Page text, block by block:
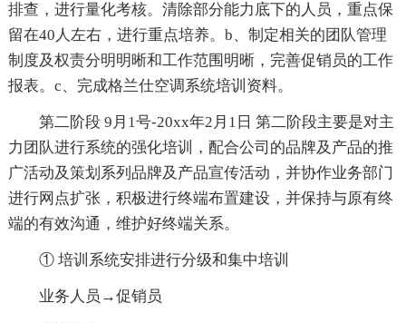
排查，进行量化考核。清除部分能力底下的人员，重点保
留在40人左右，进行重点培养。b、制定相关的团队管理
制度及权责分明明晰和工作范围明晰，完善促销员的工作
报表。c、完成格兰仕空调系统培训资料。
第二阶段 9月1号-20xx年2月1日 第二阶段主要是对主
力团队进行系统的强化培训，配合公司的品牌及产品的推
广活动及策划系列品牌及产品宣传活动，并协作业务部门
进行网点扩张，积极进行终端布置建设，并保持与原有终
端的有效沟通，维护好终端关系。
① 培训系统安排进行分级和集中培训
业务人员→促销员